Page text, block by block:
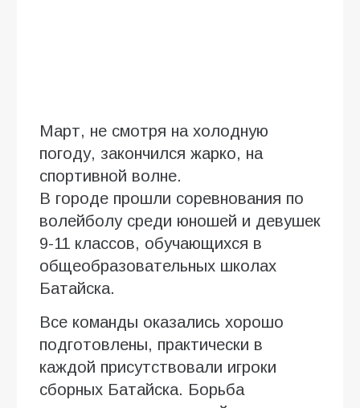
Март, не смотря на холодную
погоду, закончился жарко, на
спортивной волне.
В городе прошли соревнования по
волейболу среди юношей и девушек
9-11 классов, обучающихся в
общеобразовательных школах
Батайска.
Все команды оказались хорошо
подготовлены, практически в
каждой присутствовали игроки
сборных Батайска. Борьба